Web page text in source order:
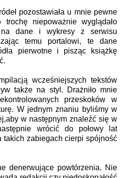
pozostawiała u mnie pewne
trochę niepoważnie wyglądało
na dane i wykresy z serwisu
temu portalowi, te dane
pierwotne i pisząc książkę
wcześniejszych tekstów
także na styl. Drażniło mnie
przeskoków w
W jednym znaniu byliśmy w
w następnym znaleźć się w
wrócić do połowy lat
takich zabiegach cierpi spójność
denerwujące powtórzenia. Nie